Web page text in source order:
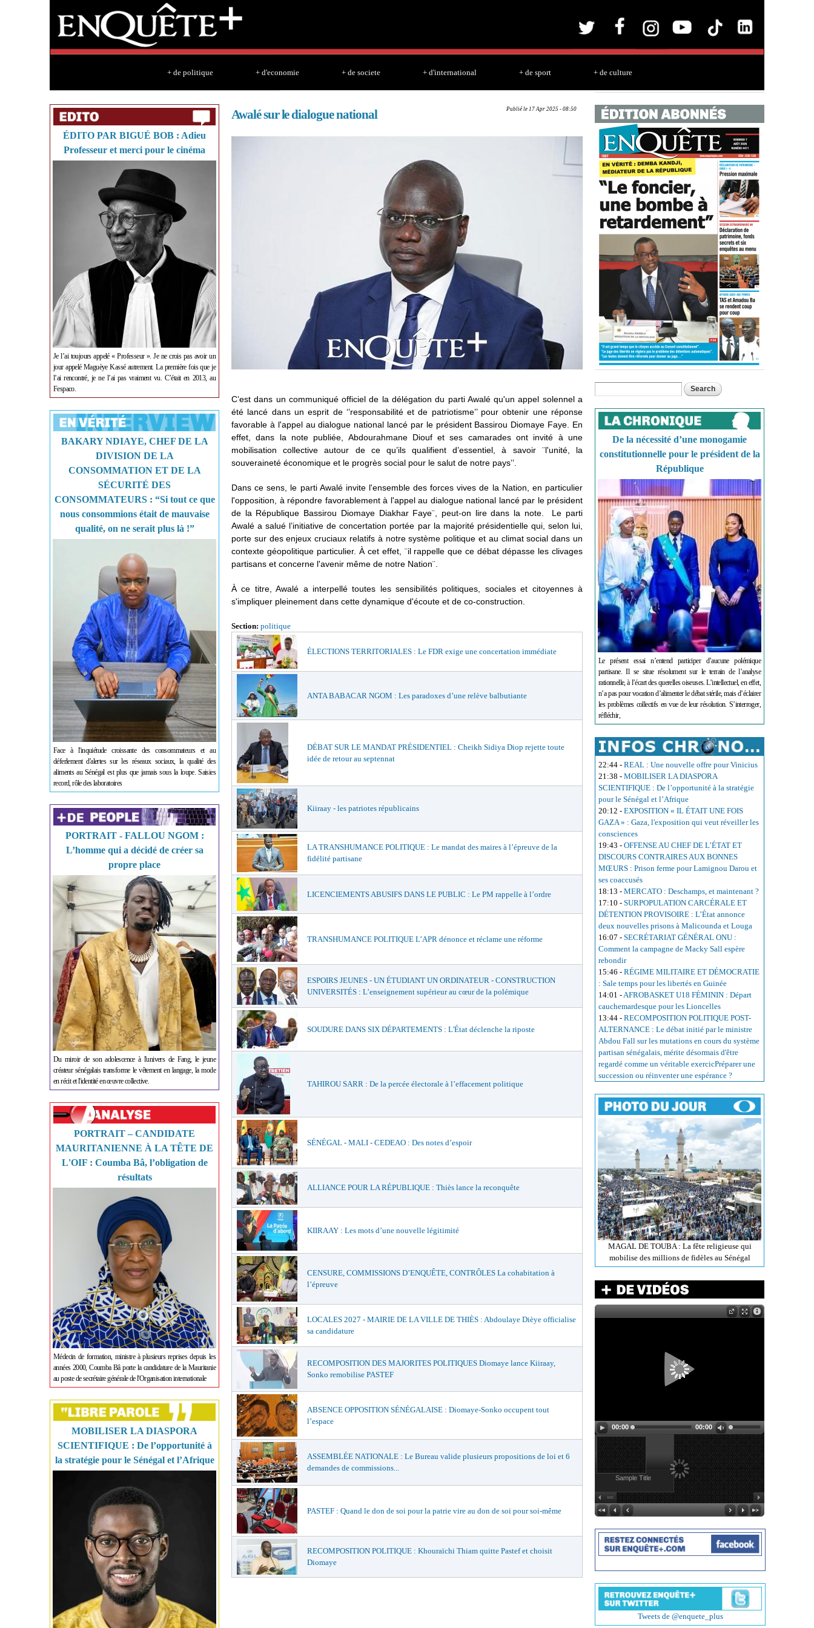
+ de politique + d'economie + de societe + d'international + de sport + de culture
ÉDITO PAR BIGUÉ BOB : Adieu
Professeur et merci pour le cinéma
Je l’ai toujours appelé « Professeur ». Je ne crois pas avoir un
jour appelé Maguèye Kassé autrement. La première fois que je
l’ai rencontré, je ne l’ai pas vraiment vu. C’était en 2013, au
Fespaco.
BAKARY NDIAYE, CHEF DE LA
DIVISION DE LA
CONSOMMATION ET DE LA
SÉCURITÉ DES
CONSOMMATEURS : “Si tout ce que
nous consommions était de mauvaise
qualité, on ne serait plus là !”
Face à l'inquiétude croissante des consommateurs et au
déferlement d'alertes sur les réseaux sociaux, la qualité des
aliments au Sénégal est plus que jamais sous la loupe. Saisies
record, rôle des laboratoires
PORTRAIT - FALLOU NGOM :
L’homme qui a décidé de créer sa
propre place
Du miroir de son adolescence à l'univers de Fang, le jeune
créateur sénégalais transforme le vêtement en langage, la mode
en récit et l'identité en œuvre collective.
PORTRAIT – CANDIDATE
MAURITANIENNE À LA TÊTE DE
L'OIF : Coumba Bâ, l’obligation de
résultats
Médecin de formation, ministre à plusieurs reprises depuis les
années 2000, Coumba Bâ porte la candidature de la Mauritanie
au poste de secrétaire générale de l'Organisation internationale
MOBILISER LA DIASPORA
SCIENTIFIQUE : De l’opportunité à
la stratégie pour le Sénégal et l’Afrique
Publié le 17 Apr 2025 - 08:50
Awalé sur le dialogue national
C’est dans un communiqué officiel de la délégation du parti Awalé qu'un appel solennel a
été lancé dans un esprit de ‘’responsabilité et de patriotisme’’ pour obtenir une réponse
favorable à l'appel au dialogue national lancé par le président Bassirou Diomaye Faye. En
effet, dans la note publiée, Abdourahmane Diouf et ses camarades ont invité à une
mobilisation collective autour de ce qu’ils qualifient d’essentiel, à savoir ¨l'unité, la
souveraineté économique et le progrès social pour le salut de notre pays’’.
Dans ce sens, le parti Awalé invite l'ensemble des forces vives de la Nation, en particulier
l'opposition, à répondre favorablement à l'appel au dialogue national lancé par le président
de la République Bassirou Diomaye Diakhar Faye¨, peut-on lire dans la note. Le parti
Awalé a salué l’initiative de concertation portée par la majorité présidentielle qui, selon lui,
porte sur des enjeux cruciaux relatifs à notre système politique et au climat social dans un
contexte géopolitique particulier. À cet effet, ¨il rappelle que ce débat dépasse les clivages
partisans et concerne l'avenir même de notre Nation¨.
À ce titre, Awalé a interpellé toutes les sensibilités politiques, sociales et citoyennes à
s'impliquer pleinement dans cette dynamique d'écoute et de co-construction.
Section: politique
ÉLECTIONS TERRITORIALES : Le FDR exige une concertation immédiate
ANTA BABACAR NGOM : Les paradoxes d’une relève balbutiante
DÉBAT SUR LE MANDAT PRÉSIDENTIEL : Cheikh Sidiya Diop rejette toute
idée de retour au septennat
Kiiraay - les patriotes républicains
LA TRANSHUMANCE POLITIQUE : Le mandat des maires à l’épreuve de la
fidélité partisane
LICENCIEMENTS ABUSIFS DANS LE PUBLIC : Le PM rappelle à l’ordre
TRANSHUMANCE POLITIQUE L’APR dénonce et réclame une réforme
ESPOIRS JEUNES - UN ÉTUDIANT UN ORDINATEUR - CONSTRUCTION
UNIVERSITÉS : L’enseignement supérieur au cœur de la polémique
SOUDURE DANS SIX DÉPARTEMENTS : L'État déclenche la riposte
TAHIROU SARR : De la percée électorale à l’effacement politique
SÉNÉGAL - MALI - CEDEAO : Des notes d’espoir
ALLIANCE POUR LA RÉPUBLIQUE : Thiès lance la reconquête
KIIRAAY : Les mots d’une nouvelle légitimité
CENSURE, COMMISSIONS D’ENQUÊTE, CONTRÔLES La cohabitation à
l’épreuve
LOCALES 2027 - MAIRIE DE LA VILLE DE THIÈS : Abdoulaye Dièye officialise
sa candidature
RECOMPOSITION DES MAJORITES POLITIQUES Diomaye lance Kiiraay,
Sonko remobilise PASTEF
ABSENCE OPPOSITION SÉNÉGALAISE : Diomaye-Sonko occupent tout
l’espace
ASSEMBLÉE NATIONALE : Le Bureau valide plusieurs propositions de loi et 6
demandes de commissions...
PASTEF : Quand le don de soi pour la patrie vire au don de soi pour soi-même
RECOMPOSITION POLITIQUE : Khouraïchi Thiam quitte Pastef et choisit
Diomaye
Search form
De la nécessité d’une monogamie
constitutionnelle pour le président de la
République
Le présent essai n’entend participer d’aucune polémique
partisane. Il se situe résolument sur le terrain de l’analyse
rationnelle, à l’écart des querelles oiseuses. L’intellectuel, en effet,
n’a pas pour vocation d’alimenter le débat stérile, mais d’éclairer
les problèmes collectifs en vue de leur résolution. S’interroger,
réfléchir,
22:44 - REAL : Une nouvelle offre pour Vinicius
21:38 - MOBILISER LA DIASPORA
SCIENTIFIQUE : De l’opportunité à la stratégie
pour le Sénégal et l’Afrique
20:12 - EXPOSITION « IL ÉTAIT UNE FOIS
GAZA » : Gaza, l'exposition qui veut réveiller les
consciences
19:43 - OFFENSE AU CHEF DE L’ÉTAT ET
DISCOURS CONTRAIRES AUX BONNES
MŒURS : Prison ferme pour Lamignou Darou et
ses coaccusés
18:13 - MERCATO : Deschamps, et maintenant ?
17:10 - SURPOPULATION CARCÉRALE ET
DÉTENTION PROVISOIRE : L’État annonce
deux nouvelles prisons à Malicounda et Louga
16:07 - SECRÉTARIAT GÉNÉRAL ONU :
Comment la campagne de Macky Sall espère
rebondir
15:46 - RÉGIME MILITAIRE ET DÉMOCRATIE
: Sale temps pour les libertés en Guinée
14:01 -AFROBASKET U18 FÉMININ : Départ
cauchemardesque pour les Lioncelles
13:44 - RECOMPOSITION POLITIQUE POST-
ALTERNANCE : Le débat initié par le ministre
Abdou Fall sur les mutations en cours du système
partisan sénégalais, mérite désormais d'être
regardé comme un véritable exercicPréparer une
succession ou réinventer une espérance ?
MAGAL DE TOUBA : La fête religieuse qui
mobilise des millions de fidèles au Sénégal
00:00 00:00
Sample Title
Tweets de @enquete_plus